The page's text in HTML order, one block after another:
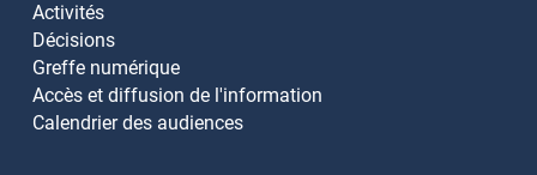
Activités
Décisions
Greffe numérique
Accès et diffusion de l'information
Calendrier des audiences